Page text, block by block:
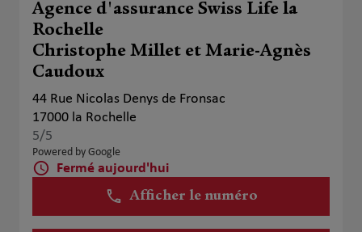
Agence d'assurance Swiss Life la
Rochelle
Christophe Millet et Marie-Agnès
Caudoux
44 Rue Nicolas Denys de Fronsac
17000 la Rochelle
5/5
Powered by Google
Fermé aujourd'hui
Afficher le numéro